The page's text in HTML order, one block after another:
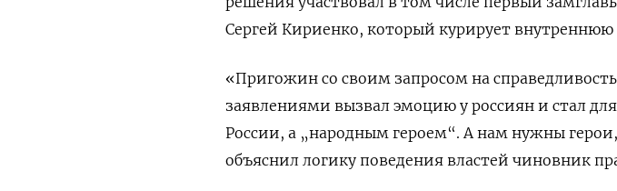
Сергей Кириенко, который курирует внутреннюю
«Пригожин со своим запросом на
заявлениями вызвал эмоцию у россиян и стал
России, а „народным героем“. А нам нужны
объяснил логику поведения властей чиновник